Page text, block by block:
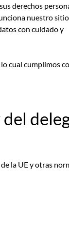
derechos
nuestro
con cuidado y
cual cumplimos
la UE y otras